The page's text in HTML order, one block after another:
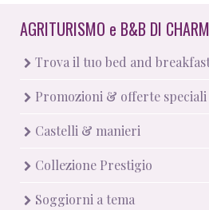
AGRITURISMO e B&B DI
Trova il tuo bed and
Promozioni & offerte speciali
Castelli & manieri
Collezione Prestigio
Soggiorni a tema